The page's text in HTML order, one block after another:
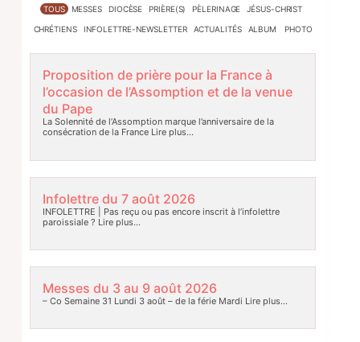
TOUS MESSES DIOCÈSE PRIÈRE(S) PÈLERINAGE JÉSUS-CHRIST
CHRÉTIENS INFOLETTRE-NEWSLETTER ACTUALITÉS ALBUM PHOTO
Proposition de prière pour la France à
l’occasion de l’Assomption et de la venue
du Pape
La Solennité de l’Assomption marque l’anniversaire de la
consécration de la FranceLire plus…
Infolettre du 7 août 2026
INFOLETTRE | Pas reçu ou pas encore inscrit à l’infolettre
paroissiale ? Lire plus…
Messes du 3 au 9 août 2026
– Co Semaine 31 Lundi 3 août – de la férie Mardi Lire plus…